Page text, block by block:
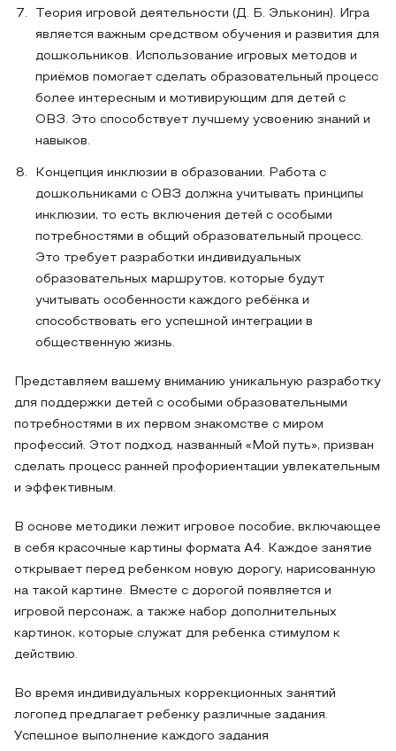
Теория игровой деятельности (Д. Б. Эльконин). Игра
является важным средством обучения и развития для
дошкольников. Использование игровых методов и
приёмов помогает сделать образовательный процесс
более интересным и мотивирующим для детей с
ОВЗ. Это способствует лучшему усвоению знаний и
навыков.
Концепция инклюзии в образовании. Работа с
дошкольниками с ОВЗ должна учитывать принципы
инклюзии, то есть включения детей с особыми
потребностями в общий образовательный процесс.
Это требует разработки индивидуальных
образовательных маршрутов, которые будут
учитывать особенности каждого ребёнка и
способствовать его успешной интеграции в
общественную жизнь.
Представляем вашему вниманию уникальную разработку
для поддержки детей с особыми образовательными
потребностями в их первом знакомстве с миром
профессий. Этот подход, названный «Мой путь», призван
сделать процесс ранней профориентации увлекательным
и эффективным.
В основе методики лежит игровое пособие, включающее
в себя красочные картины формата А4. Каждое занятие
открывает перед ребенком новую дорогу, нарисованную
на такой картине. Вместе с дорогой появляется и
игровой персонаж, а также набор дополнительных
картинок, которые служат для ребенка стимулом к
действию.
Во время индивидуальных коррекционных занятий
логопед предлагает ребенку различные задания.
Успешное выполнение каждого задания